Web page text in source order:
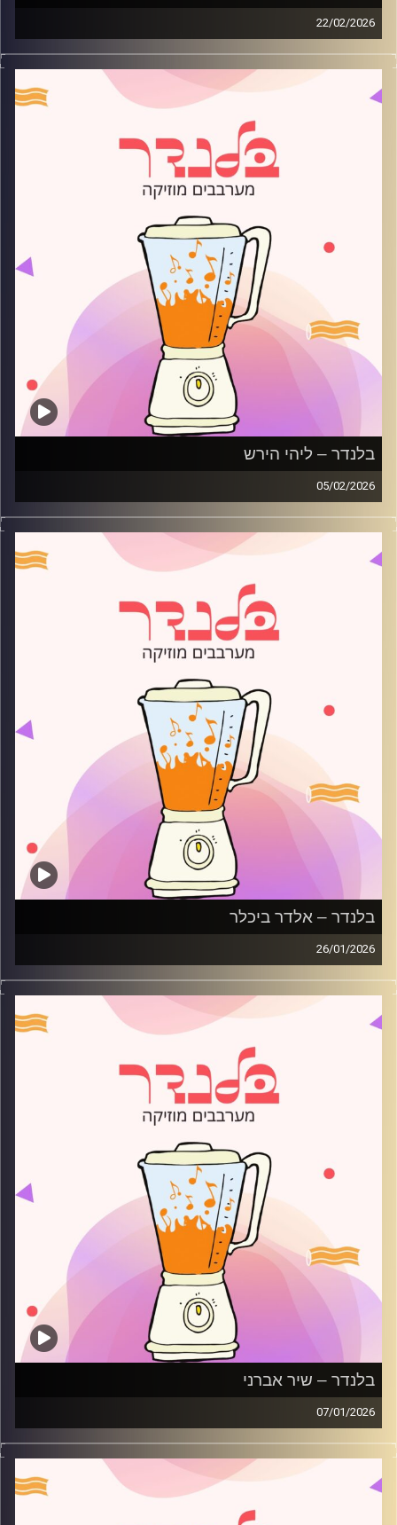
22/02/2026
מוזיקה רגועה לפתוח איתה את הבוקר בהגשת עמית פרידמן
קרדיט תמונות:
AudioVersity
בלנדר – ליהי הירש
05/02/2026
מוזיקה רגועה לפתוח איתה את הבוקר בהגשת ליהי הירש
קרדיט תמונות:
AudioVersity
בלנדר – אלדר ביכלר
26/01/2026
מוזיקה רגועה לפתוח איתה את הבוקר בהגשת אלדר ביכלר
קרדיט תמונות:
AudioVersity
בלנדר – שיר אברני
07/01/2026
מוזיקה רגועה לפתוח איתה את הבוקר בהגשת שיר אברני
קרדיט תמונות:
AudioVersity